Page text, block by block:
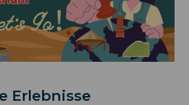
Erlebnisse